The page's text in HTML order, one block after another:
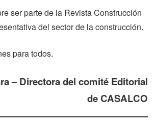
ser parte de la Revista Construcción
del sector de la construcción.
para todos.
– Directora del comité Editorial
de CASALCO